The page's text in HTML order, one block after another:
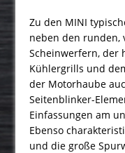
Zu den MINI
neben den runden,
Scheinwerfern, der
Kühlergrills und
der Motorhaube
Seitenblinker-
Einfassungen am
Ebenso
und die große